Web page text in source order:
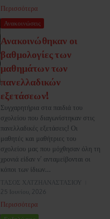
Περισσότερα
Ανακοινώσεις
Ανακοινώθηκαν οι
βαθμολογίες των
μαθημάτων των
πανελλαδικών
εξετάσεων!
Συγχαρητήρια στα παιδιά του
σχολείου που διαγωνίστηκαν στις
πανελλαδικές εξετάσεις! Οι
μαθητές και μαθήτριες του
σχολείου μας που μόχθησαν όλη τη
χρονιά είδαν ν’ ανταμείβονται οι
κόποι των ίδιων...
ΤΑΣΟΣ ΧΑΤΖΗΑΝΑΣΤΑΣΙΟΥ
25 Ιουνίου, 2026
Περισσότερα